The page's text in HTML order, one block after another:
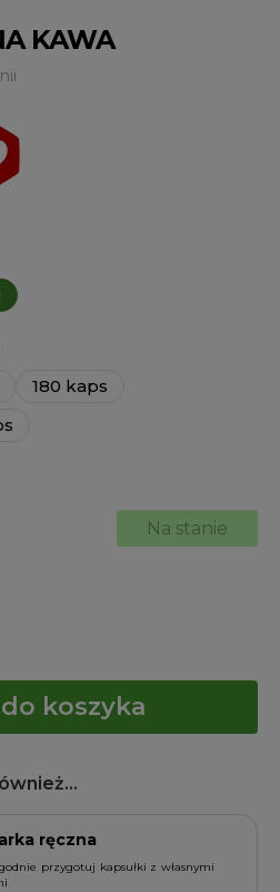
KAWA
180 kaps
Na stanie
koszyka
ręczna
przygotuj kapsułki z własnymi